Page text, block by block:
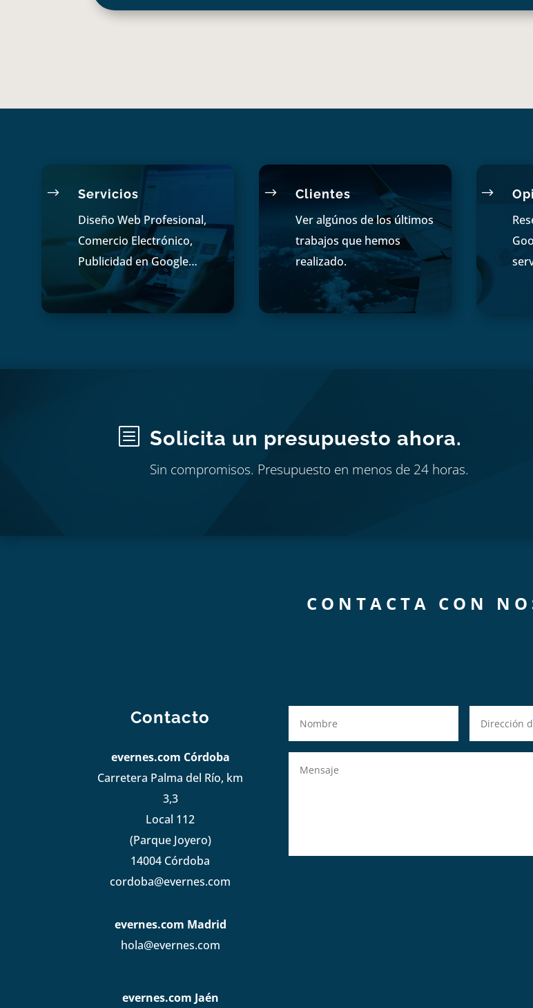
$ Servicios
Diseño Web Profesional,
Comercio Electrónico,
Publicidad en Google…
$ Clientes
Ver algúnos de los últimos
trabajos que hemos
realizado.
$
b Solicita un presupuesto ahora.
Sin compromisos. Presupuesto en menos de 24 horas.
CONTACTA CON
Contacto
evernes.com Córdoba
Carretera Palma del Río, km
3,3
Local 112
(Parque Joyero)
14004 Córdoba
cordoba@evernes.com
evernes.com Madrid
hola@evernes.com
evernes.com Jaén